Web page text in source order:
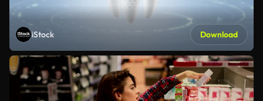
iStock Download